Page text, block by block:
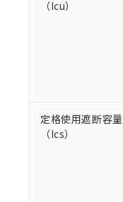
（Icu）
定格使用遮断容量
（Ics）